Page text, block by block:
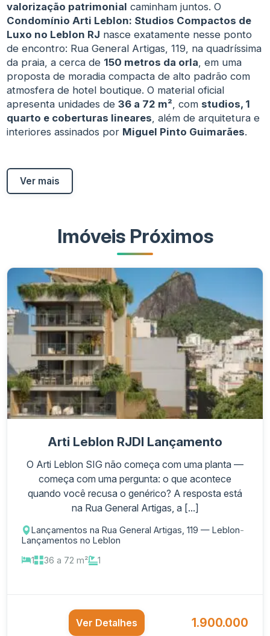
valorização patrimonial caminham juntos. O
Condomínio Arti Leblon: Studios Compactos de
Luxo no Leblon RJ nasce exatamente nesse ponto
de encontro: Rua General Artigas, 119, na quadríssima
da praia, a cerca de 150 metros da orla, em uma
proposta de moradia compacta de alto padrão com
atmosfera de hotel boutique. O material oficial
apresenta unidades de36 a 72 m², com studios, 1
quarto e coberturas lineares, além de arquitetura e
interiores assinados por Miguel Pinto Guimarães.
Ver mais
Imóveis Próximos
Arti Leblon RJDI Lançamento
O Arti Leblon SIG não começa com uma planta —
começa com uma pergunta: o que acontece
quando você recusa o genérico? A resposta está
na Rua General Artigas, a [...]
Lançamentos na Rua General Artigas, 119 — Leblon-
Lançamentos no Leblon
1
36 a 72 m² 1
Ver Detalhes 1.900.000